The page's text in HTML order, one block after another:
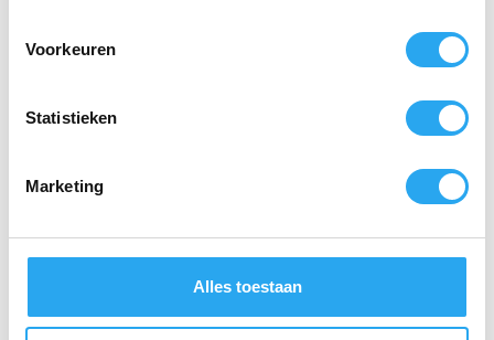
Voorkeuren
Statistieken
Marketing
Alles toestaan
Uitgebreide 36-delige set met de meest
Vervaardigd uit hoogwaardig, gehard staal